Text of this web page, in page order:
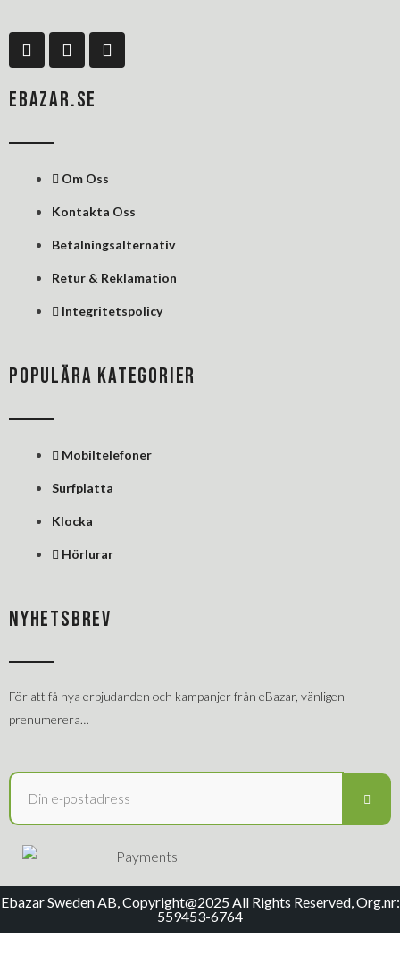
F
a
e
b
o
L
i
k
e
-
n
P
i
t
EBAZAR.SE
Om Oss
Kontakta Oss
Betalningsalternativ
Retur & Reklamation
Integritetspolicy
POPULÄRA KATEGORIER
Mobiltelefoner
Surfplatta
Klocka
Hörlurar
NYHETSBREV
För att få nya erbjudanden och kampanjer från eBazar, vänligen
prenumerera…
Ebazar Sweden AB, Copyright@2025 All Rights Reserved, Org.nr:
559453-6764